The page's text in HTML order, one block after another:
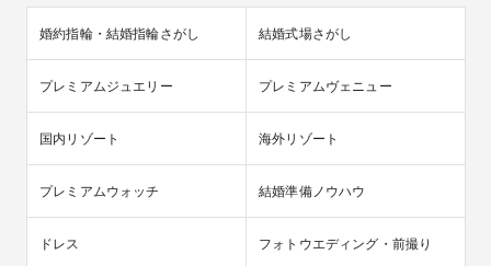
婚約指輪・結婚指輪さがし 結婚式場さがし
プレミアムジュエリー プレミアムヴェニュー
国内リゾート 海外リゾート
プレミアムウォッチ 結婚準備ノウハウ
ドレス フォトウエディング・前撮り